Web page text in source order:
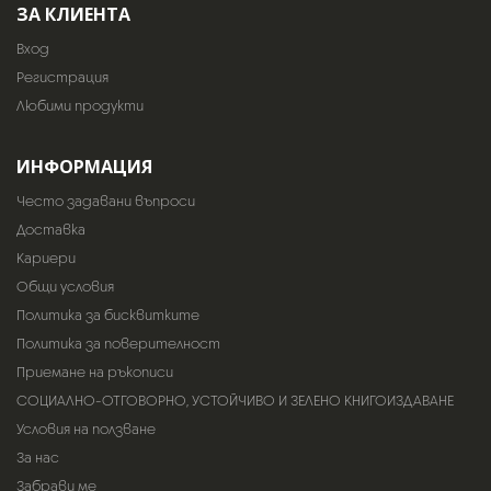
ЗА КЛИЕНТА
Вход
Регистрация
Любими продукти
ИНФОРМАЦИЯ
Често задавани въпроси
Доставка
Кариери
Общи условия
Политика за бисквитките
Политика за поверителност
Приемане на ръкописи
СОЦИАЛНО-ОТГОВОРНО, УСТОЙЧИВО И ЗЕЛЕНО КНИГОИЗДАВАНЕ
Условия на ползване
За нас
Забрави ме